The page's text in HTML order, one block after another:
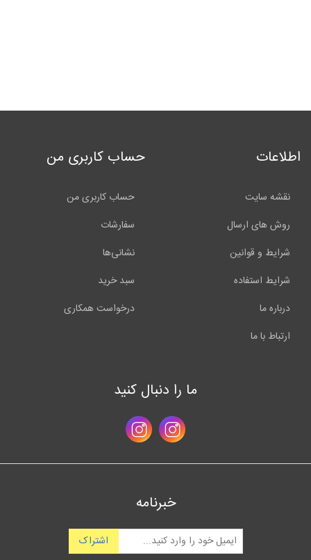
اطلاعات
نقشه سایت
روش های ارسال
شرایط و قوانین
شرایط استفاده
درباره ما
ارتباط با ما
حساب کاربری من
حساب کاربری من
سفارشات
نشانی‌ها
سبد خرید
درخواست همکاری
ما را دنبال کنید
خبرنامه
اشتراک